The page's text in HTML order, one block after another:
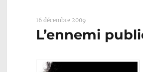
16 décembre 2009
L’ennemi